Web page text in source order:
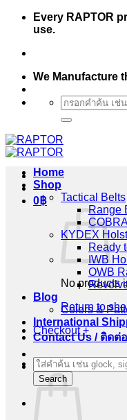
Skip
Every RAPTOR
use.
We Manufacture
Search
for:
0฿
No products
Return to
Checkout +
Cart
Home
Shop
Tactical Belts
Range
KYDEX
Ready
IWB
OWB
Blog
Colors &
International
Contact Us / ติดต่อ
Products
search
Search